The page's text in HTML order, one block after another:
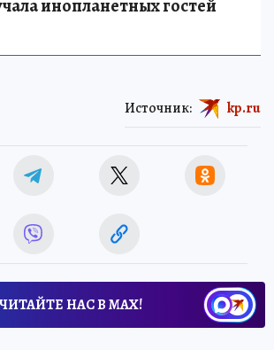
инопланетных гостей
Источник: kp.ru
ЧИТАЙТЕ НАС В МАХ!